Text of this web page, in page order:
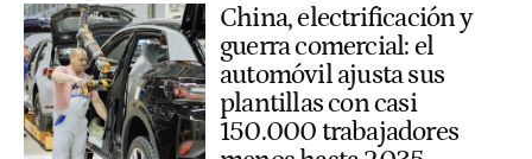
China, electrificación y
guerra comercial: el
automóvil ajusta sus
plantillas con casi
150.000 trabajadores